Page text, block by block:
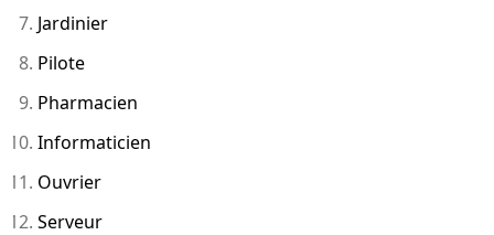
Jardinier
Pilote
Pharmacien
Informaticien
Ouvrier
Serveur